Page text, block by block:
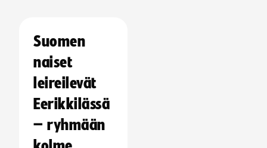
Suomen
naiset
leireilevät
Eerikkilässä
– ryhmään